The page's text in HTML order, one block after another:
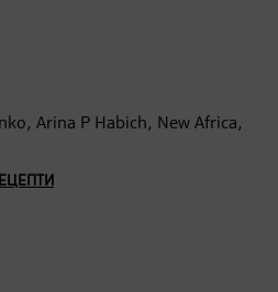
Arina P Habich, New Africa,